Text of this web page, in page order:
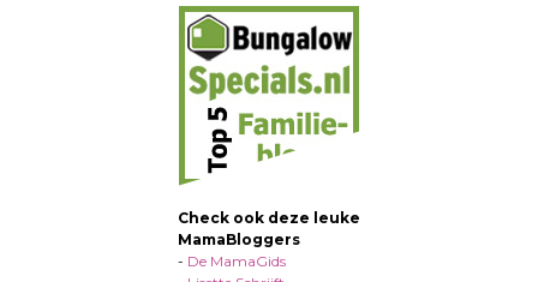
Check ook deze leuke
MamaBloggers
- De MamaGids